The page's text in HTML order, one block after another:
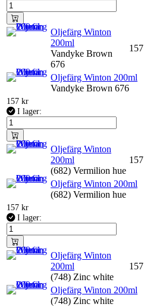
Oljefärg Winton
200ml
Vandyke Brown
676
157
Oljefärg Winton 200ml
Vandyke Brown 676
157 kr
I lager:
Oljefärg Winton
200ml
(682) Vermilion hue
157
Oljefärg Winton 200ml
(682) Vermilion hue
157 kr
I lager:
Oljefärg Winton
200ml
(748) Zinc white
157
Oljefärg Winton 200ml
(748) Zinc white